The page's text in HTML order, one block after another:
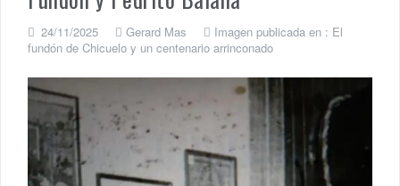
24/11/2025 Gerard Mas Imagen publicada en : El
fundón de Chicuelo y un centenario arrinconado